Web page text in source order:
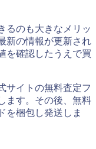
るのも大きなメリッ
新の情報が更新され
を確認したうえで買
サイトの無料査定フ
ます。その後、無料
を梱包し発送しま